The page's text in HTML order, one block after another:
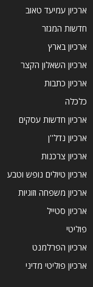
ארכיון עמיעד טאוב
חדשות המגזר
ארכיון בארץ
ארכיון השאלון הקצר
ארכיון כתבות
כלכלה
ארכיון חדשות עסקים
ארכיון נדל''ן
ארכיון צרכנות
ארכיון טיולים נופש וטבע
ארכיון משפחה וזוגיות
ארכיון סטייל
פוליטי
ארכיון הפרלמנט
ארכיון פוליטי מדיני